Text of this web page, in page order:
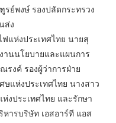
ย์พงษ์ รองปลัดกระทรวง
ส่ง
แห่งประเทศไทย นายสุ
านนโยบายและแผนการ
งค์ รองผู้ว่าการฝ่าย
แห่งประเทศไทย นางสาว
งประเทศไทย และรักษา
ารบริษัท เอสอาร์ที แอส